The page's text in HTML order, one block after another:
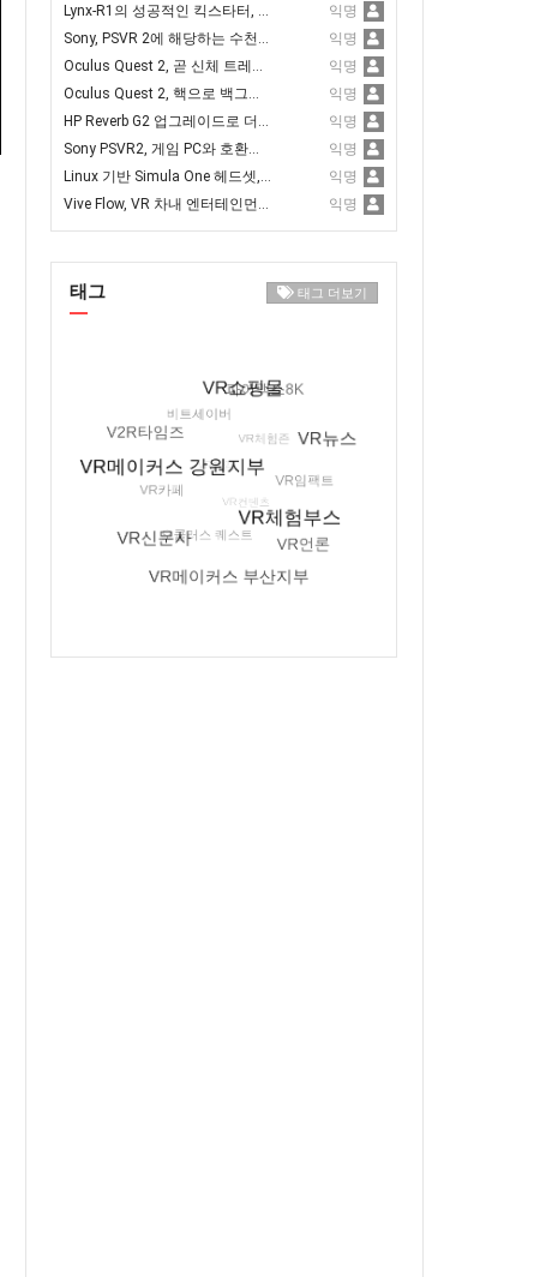
Lynx-R1의 성공적인 킥스타터, 80만 달러 모금 달성
익명
Sony, PSVR 2에 해당하는 수천 개의 개발 키트 출하
익명
Oculus Quest 2, 곧 신체 트레킹 지원 추가
익명
Oculus Quest 2, 핵으로 백그라운드 Discords와 Spotify 앱 구동 가능
익명
HP Reverb G2 업그레이드로 더 나은 트래킹과 새로운 얼굴 개스킷 추가
익명
Sony PSVR2, 게임 PC와 호환되도록 하는 것이 유리
익명
Linux 기반 Simula One 헤드셋, 사전 예약 오픈
익명
Vive Flow, VR 차내 엔터테인먼트에서 홀로라이드와 제휴
익명
태그 태그 더보기